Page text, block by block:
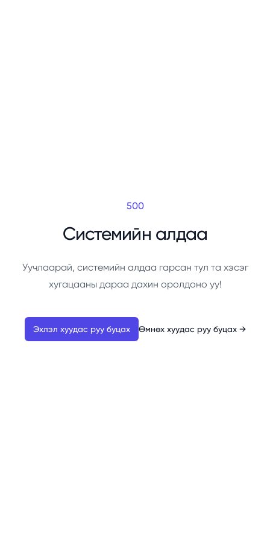
500
Системийн алдаа
Уучлаарай, системийн алдаа гарсан тул та хэсэг
хугацааны дараа дахин оролдоно уу!
Эхлэл хуудас руу буцах Өмнөх хуудас руу буцах →